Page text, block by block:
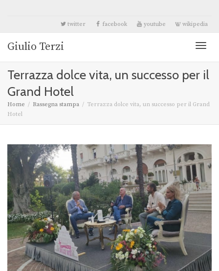
twitter facebook youtube wikipedia
Giulio Terzi
Terrazza dolce vita, un successo per il
Grand Hotel
Home Rassegna stampa
Terrazza dolce vita, un successo per il Grand
Hotel